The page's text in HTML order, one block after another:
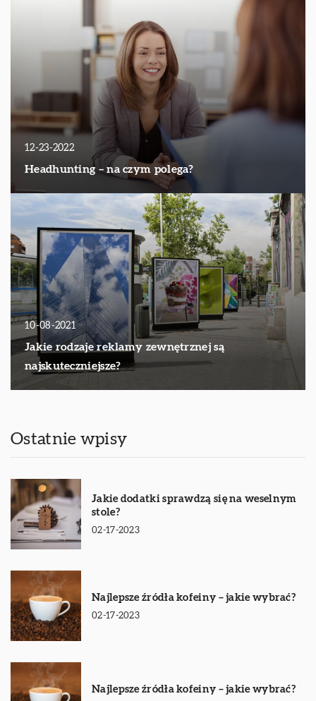
12-23-2022
Headhunting – na czym polega?
10-08-2021
Jakie rodzaje reklamy zewnętrznej są
najskuteczniejsze?
Ostatnie wpisy
Jakie dodatki sprawdzą się na weselnym
stole?
02-17-2023
Najlepsze źródła kofeiny – jakie wybrać?
02-17-2023
Najlepsze źródła kofeiny – jakie wybrać?